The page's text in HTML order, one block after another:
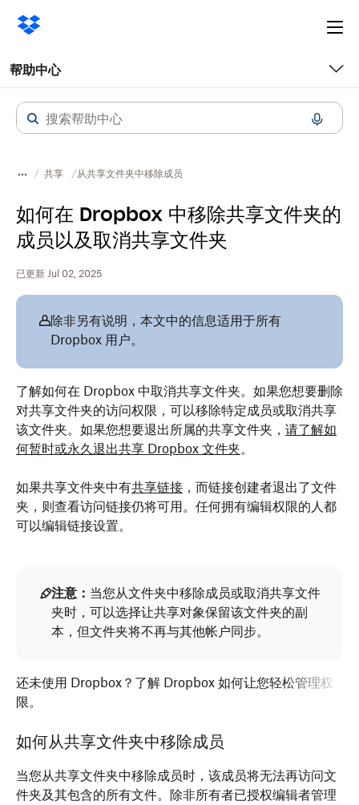
帮助中心
共享 从共享文件夹中移除成员
如何在 Dropbox 中移除共享文件夹的
成员以及取消共享文件夹
已更新 Jul 02, 2025
除非另有说明，本文中的信息适用于所有
Dropbox 用户。
了解如何在 Dropbox 中取消共享文件夹。如果您想要删除
对共享文件夹的访问权限，可以移除特定成员或取消共享
该文件夹。如果您想要退出所属的共享文件夹， 请了解如
何暂时或永久退出共享 Dropbox 文件夹。
如果共享文件夹中有共享链接 ，而链接创建者退出了文件
夹，则查看访问链接仍将可用。任何拥有编辑权限的人都
可以编辑链接设置。
注意： 当您从文件夹中移除成员或取消共享文件
夹时，可以选择让共享对象保留该文件夹的副
本，但文件夹将不再与其他帐户同步。
还未使用 Dropbox？了解 Dropbox 如何让您轻松管理权
限。
如何从共享文件夹中移除成员
当您从共享文件夹中移除成员时，该成员将无法再访问文
件夹及其包含的所有文件。除非所有者已授权编辑者管理